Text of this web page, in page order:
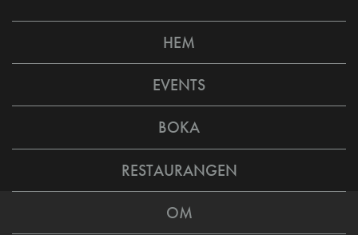
HEM
EVENTS
BOKA
RESTAURANGEN
OM